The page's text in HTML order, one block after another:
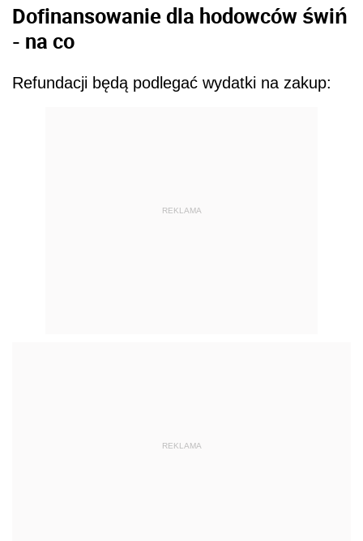
Dofinansowanie dla hodowców świń
- na co
Refundacji będą podlegać wydatki na zakup:
REKLAMA
REKLAMA